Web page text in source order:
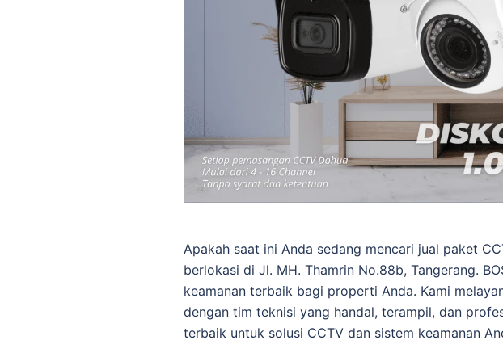
Apakah saat ini Anda sedang mencari jual paket
berlokasi di Jl. MH. Thamrin No.88b, Tangerang.
keamanan terbaik bagi properti Anda. Kami
dengan tim teknisi yang handal, terampil, dan
terbaik untuk solusi CCTV dan sistem keamanan